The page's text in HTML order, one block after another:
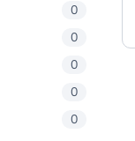
0
0
0
0
0